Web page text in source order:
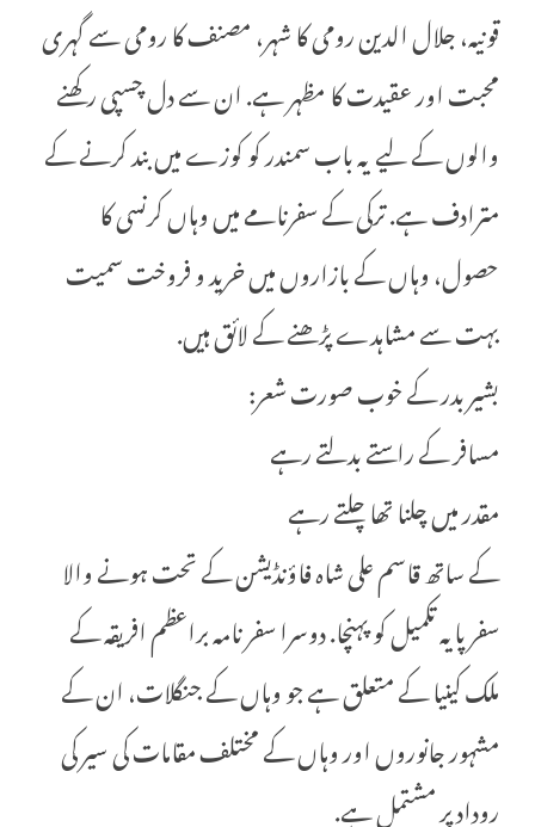
قونیہ، جلال الدین رومی کا شہر، مصنف کا رومی سے گہری
محبت اور عقیدت کا مظہر ہے. ان سے دل چسپی رکھنے
والوں کے لیے یہ باب سمندر کو کوزے میں بند کرنے کے
مترادف ہے. ترکی کے سفرنامے میں وہاں کرنسی کا
حصول، وہاں کے بازاروں میں خرید و فروخت سمیت
بہت سے مشاہدے پڑھنے کے لائق ہیں.
بشیر بدر کے خوب صورت شعر:
مسافر کے راستے بدلتے رہے
مقدر میں چلنا تھا چلتے رہے
کے ساتھ قاسم علی شاہ فاؤنڈیشن کے تحت ہونے والا
سفر پایہ تکمیل کو پہنچا. دوسرا سفر نامہ براعظم افریقہ کے
ملک کینیا کے متعلق ہے جو وہاں کے جنگلات، ان کے
مشہور جانوروں اور وہاں کے مختلف مقامات کی سیر کی
روداد پر مشتمل ہے.